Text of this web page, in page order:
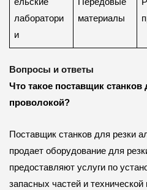
лаборатори
и
материалы
Вопросы и ответы
Что такое поставщик
проволокой?
Поставщик станков для резки
продает оборудование для
предоставляют услуги по
запасных частей и технической